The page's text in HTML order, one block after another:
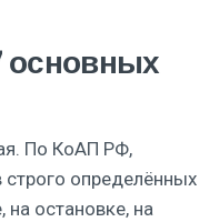
основных
По КоАП РФ,
строго определённых
на остановке, на